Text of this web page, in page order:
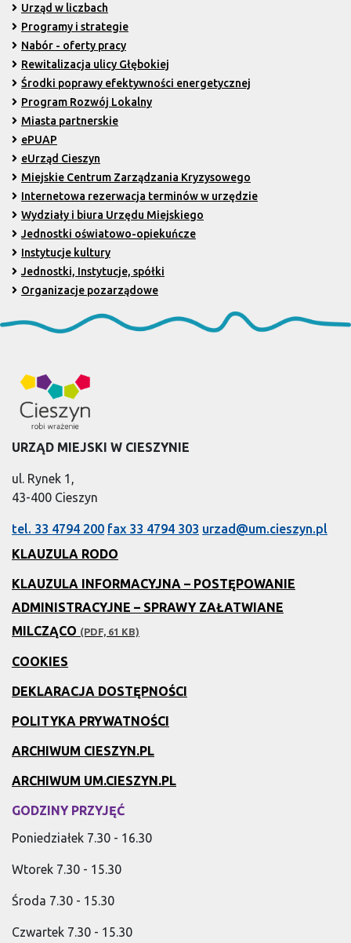
Urząd w liczbach
Programy i strategie
Nabór - oferty pracy
Rewitalizacja ulicy Głębokiej
Środki poprawy efektywności energetycznej
Program Rozwój Lokalny
Miasta partnerskie
ePUAP
eUrząd Cieszyn
Miejskie Centrum Zarządzania Kryzysowego
Internetowa rezerwacja terminów w urzędzie
Wydziały i biura Urzędu Miejskiego
Jednostki oświatowo-opiekuńcze
Instytucje kultury
Jednostki, Instytucje, spółki
Organizacje pozarządowe
URZĄD MIEJSKI W CIESZYNIE
ul. Rynek 1,
43-400 Cieszyn
tel. 33 4794 200 fax 33 4794 303 urzad@um.cieszyn.pl
KLAUZULA RODO
KLAUZULA INFORMACYJNA – POSTĘPOWANIE
ADMINISTRACYJNE – SPRAWY ZAŁATWIANE
MILCZĄCO (PDF, 61 KB)
COOKIES
DEKLARACJA DOSTĘPNOŚCI
POLITYKA PRYWATNOŚCI
ARCHIWUM CIESZYN.PL
ARCHIWUM UM.CIESZYN.PL
GODZINY PRZYJĘĆ
Poniedziałek 7.30 - 16.30
Wtorek 7.30 - 15.30
Środa 7.30 - 15.30
Czwartek 7.30 - 15.30